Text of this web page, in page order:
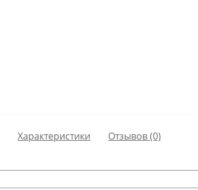
Характеристики Отзывов (0)